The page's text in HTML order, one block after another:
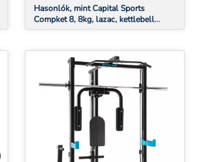
Hasonlók, mint Capital Sports
Compket 8, 8kg, lazac, kettlebell
súlyzó, gömbsúlyzó